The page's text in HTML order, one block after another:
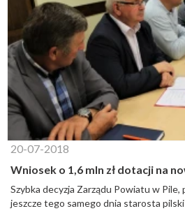
20-07-2018
Wniosek o 1,6 mln zł dotacji na
Szybka decyzja Zarządu Powiatu w
jeszcze tego samego dnia starosta